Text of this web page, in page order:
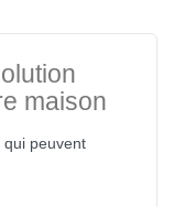
maison
qui peuvent